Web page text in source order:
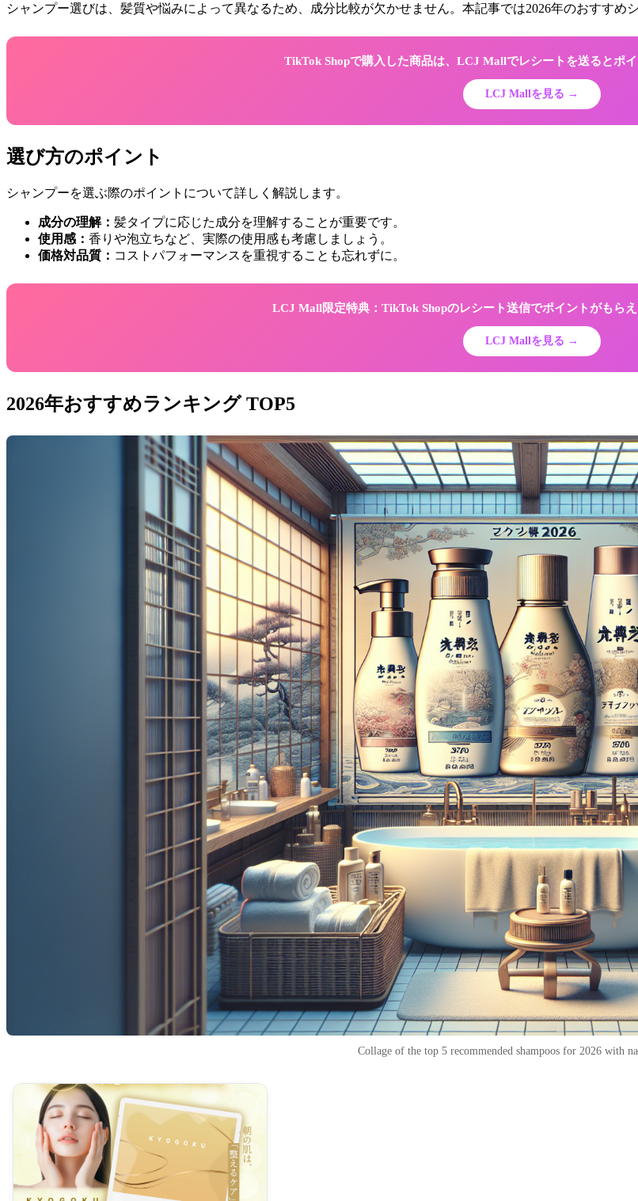
シャンプー選びは、髪質や悩みによって異なるため、成分比較が欠かせません。本記事では2026年のおすすめ
TikTok Shopで購入した商品は、LCJ Mallでレシートを送るとポ
LCJ Mallを見る →
選び方のポイント
シャンプーを選ぶ際のポイントについて詳しく解説します。
成分の理解： 髪タイプに応じた成分を理解することが重要です。
使用感： 香りや泡立ちなど、実際の使用感も考慮しましょう。
価格対品質： コストパフォーマンスを重視することも忘れずに。
LCJ Mall限定特典：TikTok Shopのレシート送信でポイントがもら
LCJ Mallを見る →
2026年おすすめランキング TOP5
Collage of the top 5 recommended shampoos for 2026 with